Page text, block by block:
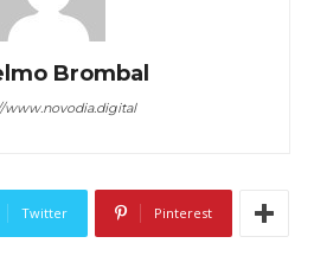
Brombal
www.novodia.digital
Twitter Pinterest